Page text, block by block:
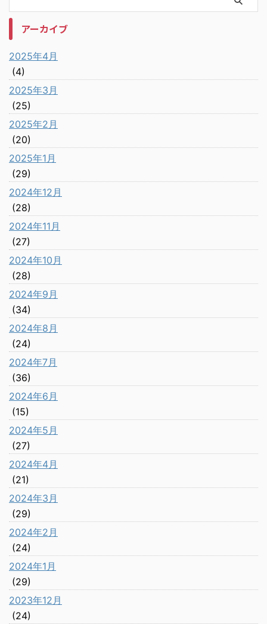
アーカイブ
2025年4月
(4)
2025年3月
(25)
2025年2月
(20)
2025年1月
(29)
2024年12月
(28)
2024年11月
(27)
2024年10月
(28)
2024年9月
(34)
2024年8月
(24)
2024年7月
(36)
2024年6月
(15)
2024年5月
(27)
2024年4月
(21)
2024年3月
(29)
2024年2月
(24)
2024年1月
(29)
2023年12月
(24)